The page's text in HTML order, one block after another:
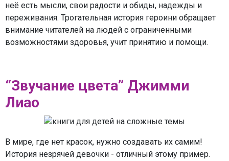
неё есть мысли, свои радости и обиды, надежды и
переживания. Трогательная история героини обращает
внимание читателей на людей с ограниченными
возможностями здоровья, учит принятию и помощи.
“Звучание цвета” Джимми
Лиао
В мире, где нет красок, нужно создавать их самим!
История незрячей девочки - отличный этому пример.